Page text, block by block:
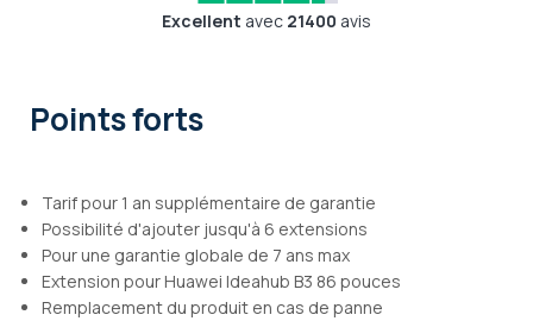
Excellent avec 21400 avis
Points forts
Tarif pour 1 an supplémentaire de garantie
Possibilité d'ajouter jusqu'à 6 extensions
Pour une garantie globale de 7 ans max
Extension pour Huawei Ideahub B3 86 pouces
Remplacement du produit en cas de panne